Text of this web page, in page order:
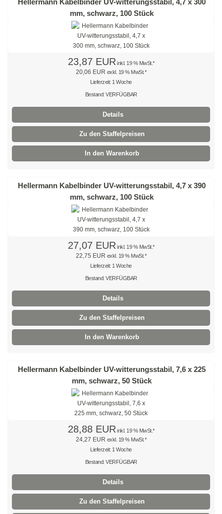
Flachband-Kabelhalter
Schraubsockel
Edelstahlschraubsockel
Schrumpfschlauch-Box schwarz 2:1
Schrumpfschlauch-Box transparent 2:1
Schrumpfschlauch-Box farbig 2:1
Schrumpfstab mit Innenkleber 3:1
Schrumpfschlauch-Box mit Innenkleber 3:1
Schrumpfschlauch-Box mit Innenkleber 4:1
Schrumpfschlauch Set
Aderendhülsen
Aderendhülsen, zweifach
Aderendhülsen, blank
Ringkabelschuhe
Stiftkabelschuhe
Flachstecker
Hellermann Kabelbinder UV-witterungsstabil, 4,7 x 300
mm, schwarz, 100 Stück
23,87 EUR inkl. 19 % MwSt.*
20,06 EUR exkl. 19 % MwSt.*
Lieferzeit: 1 Woche
Bestand: VERFÜGBAR
Details
Zu den Staffelpreisen
In den Warenkorb
Hellermann Kabelbinder UV-witterungsstabil, 4,7 x 390
mm, schwarz, 100 Stück
27,07 EUR inkl. 19 % MwSt.*
22,75 EUR exkl. 19 % MwSt.*
Lieferzeit: 1 Woche
Bestand: VERFÜGBAR
Details
Zu den Staffelpreisen
In den Warenkorb
Hellermann Kabelbinder UV-witterungsstabil, 7,6 x 225
mm, schwarz, 50 Stück
28,88 EUR inkl. 19 % MwSt.*
24,27 EUR exkl. 19 % MwSt.*
Lieferzeit: 1 Woche
Bestand: VERFÜGBAR
Details
Zu den Staffelpreisen